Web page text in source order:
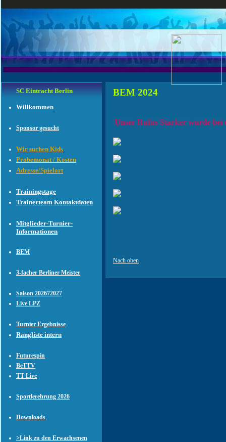
SC Eintracht Berlin
Willkommen
Sponsor gesucht
Wir suchen Kids
Probemonat / Kosten
Adresse/Spielort
Trainingstage
Trainerteam Kontaktdaten
Mitglieder-Turnier-
Informationen
BEM
3-facher Berliner Meister
Saison 202672027
Live LPZ
Turnier Ergebnisse
Rangliste intern
Futurespin
BeTTV
TT Live
Sportlerehrung 2026
Downloads
>Link zu den Erwachsenen
BEM 2024
Unser Rufus Starker wurde
Nach oben